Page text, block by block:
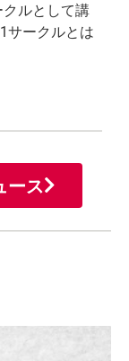
ルとして講
サークルとは
ース